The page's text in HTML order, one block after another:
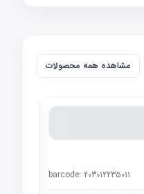
مشاهده همه محصولات
barcode: 203012235011